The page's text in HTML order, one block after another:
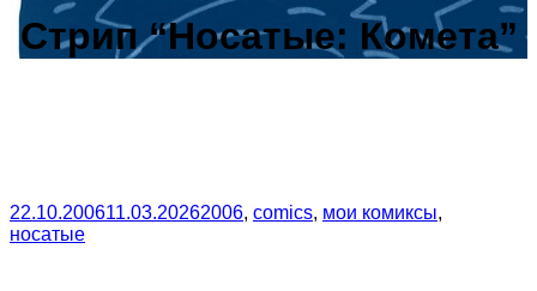
Стрип “Носатые: Комета”
22.10.200611.03.20262006, comics, мои комиксы,
носатые